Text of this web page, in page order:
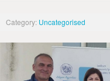
Category: Uncategorised